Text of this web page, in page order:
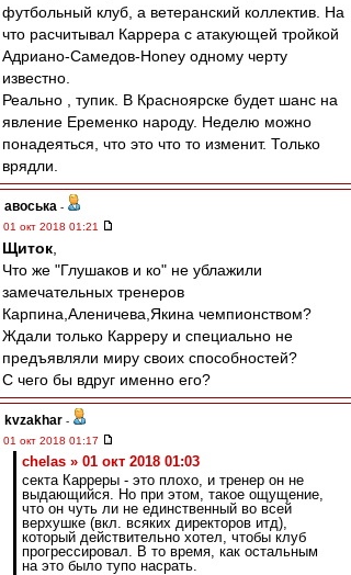
футбольный клуб, а ветеранский коллектив. На
что расчитывал Каррера с атакующей тройкой
Адриано-Самедов-Honey одному черту
известно.
Реально , тупик. В Красноярске будет шанс на
явление Еременко народу. Неделю можно
понадеяться, что это что то изменит. Только
врядли.
авоська -
01 окт 2018 01:21
Щиток
Что же "Глушаков и ко" не ублажили
замечательных тренеров
Карпина,Аленичева,Якина чемпионством?
Ждали только Карреру и специально не
предъявляли миру своих способностей?
С чего бы вдруг именно его?
kvzakhar -
01 окт 2018 01:17
chelas » 01 окт 2018 01:03
секта Карреры - это плохо, и тренер он не
выдающийся. Но при этом, такое ощущение,
что он чуть ли не единственный во всей
верхушке (вкл. всяких директоров итд),
который действительно хотел, чтобы клуб
прогрессировал. В то время, как остальным
на это было тупо насрать.